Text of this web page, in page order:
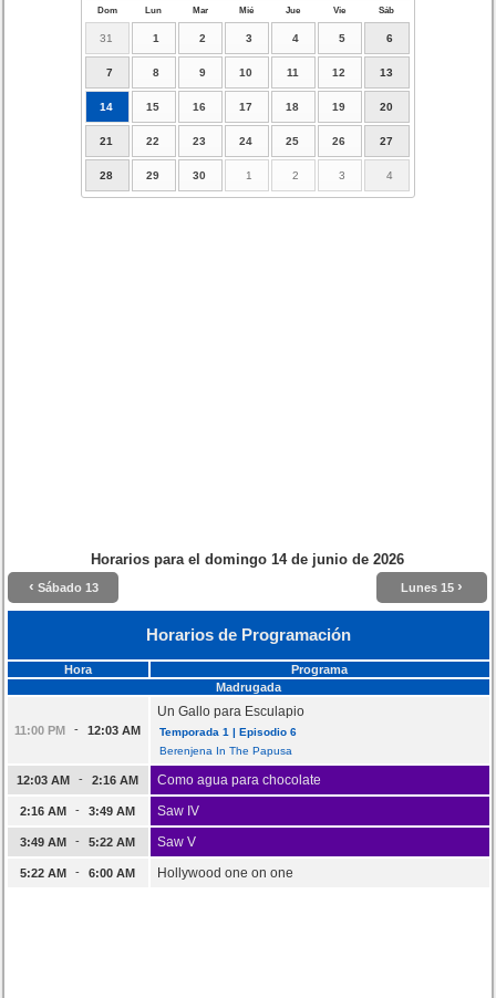
Dom Lun Mar Mié Jue Vie Sáb
31 1 2 3 4 5 6
7 8 9 10 11 12 13
14 15 16 17 18 19 20
21 22 23 24 25 26 27
28 29 30 1 2 3 4
Horarios para eldomingo 14 de junio de 2026
‹ Sábado 13 Lunes 15 ›
Horarios de Programación
Hora
Programa
Madrugada
11:00 PM - 12:03 AM
Un Gallo para Esculapio
Temporada 1 | Episodio 6
Berenjena In The Papusa
12:03 AM - 2:16 AM Como agua para chocolate
2:16 AM - 3:49 AM Saw IV
3:49 AM - 5:22 AM Saw V
5:22 AM - 6:00 AM Hollywood one on one